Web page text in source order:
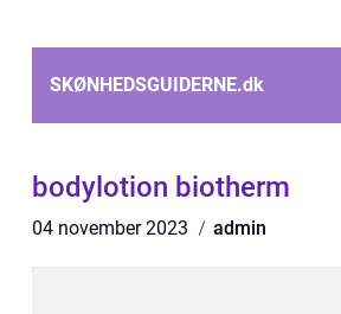
SKØNHEDSGUIDERNE.dk
bodylotion biotherm
04 november 2023 admin